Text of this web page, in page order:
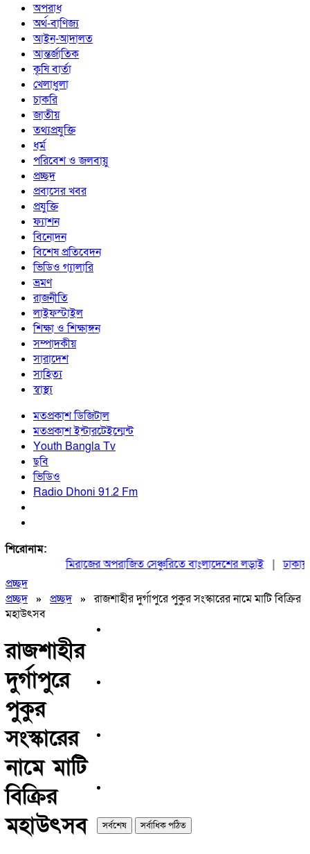
অপরাধ
অর্থ-বাণিজ্য
আইন-আদালত
আন্তর্জাতিক
কৃষি বার্তা
খেলাধুলা
চাকরি
জাতীয়
তথ্যপ্রযুক্তি
ধর্ম
পরিবেশ ও জলবায়ু
প্রচ্ছদ
প্রবাসের খবর
প্রযুক্তি
ফ্যাশন
বিনোদন
বিশেষ প্রতিবেদন
ভিডিও গ্যালারি
ভ্রমণ
রাজনীতি
লাইফস্টাইল
শিক্ষা ও শিক্ষাঙ্গন
সম্পাদকীয়
সারাদেশ
সাহিত্য
স্বাস্থ্য
মতপ্রকাশ ডিজিটাল
মতপ্রকাশ ইন্টারটেইন্মেন্ট
Youth Bangla Tv
ছবি
ভিডিও
Radio Dhoni 91.2 Fm
শিরোনাম:
মিরাজের অপরাজিত সেঞ্চুরিতে বাংলাদেশের লড়াই| ঢাকায়
প্রচ্ছদ
প্রচ্ছদ» প্রচ্ছদ»রাজশাহীর দুর্গাপুরে পুকুর সংস্কারের নামে মাটি বিক্রির
মহাউৎসব
রাজশাহীর
দুর্গাপুরে
পুকুর
সংস্কারের
নামে মাটি
বিক্রির
মহাউৎসব
সর্বশেষ সর্বাধিক পঠিত